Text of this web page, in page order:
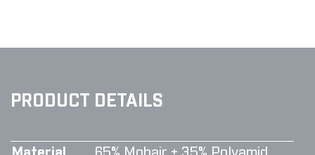
PRODUCT DETAILS